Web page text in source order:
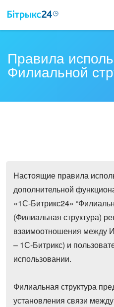
ЦЕНЫ
ПОЛУЧИТЬ
Правила
Филиальной
Настоящие правила
дополнительной
«1С-Битрикс24»
(Филиальная структура)
взаимоотношения между
– 1С-Битрикс) и
использовании.
Филиальная структура
установления связи